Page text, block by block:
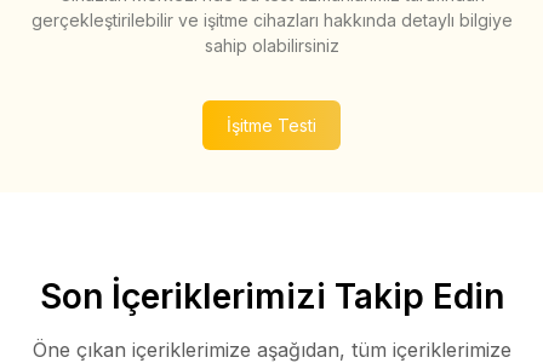
gerçekleştirilebilir ve işitme cihazları hakkında detaylı bilgiye
sahip olabilirsiniz
İşitme Testi
Son İçeriklerimizi Takip Edin
Öne çıkan içeriklerimize aşağıdan, tüm içeriklerimize